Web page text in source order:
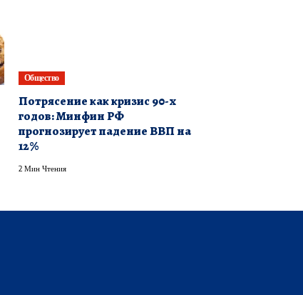
Общество
Потрясение как кризис 90-х
годов: Минфин РФ
прогнозирует падение ВВП на
12%
2 Мин Чтения